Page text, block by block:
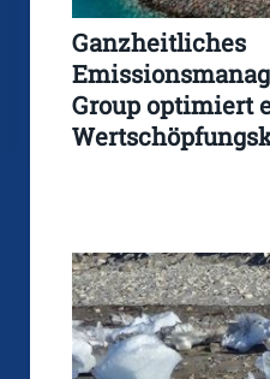
Ganzheitliches
Group optimiert